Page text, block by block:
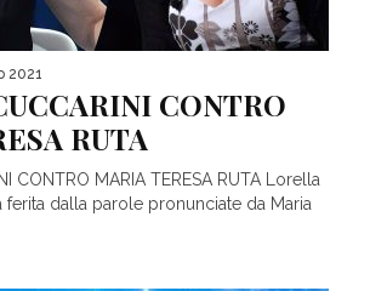
2021
CONTRO
RUTA
CONTRO MARIA TERESA RUTA Lorella
ferita dalla parole pronunciate da Maria